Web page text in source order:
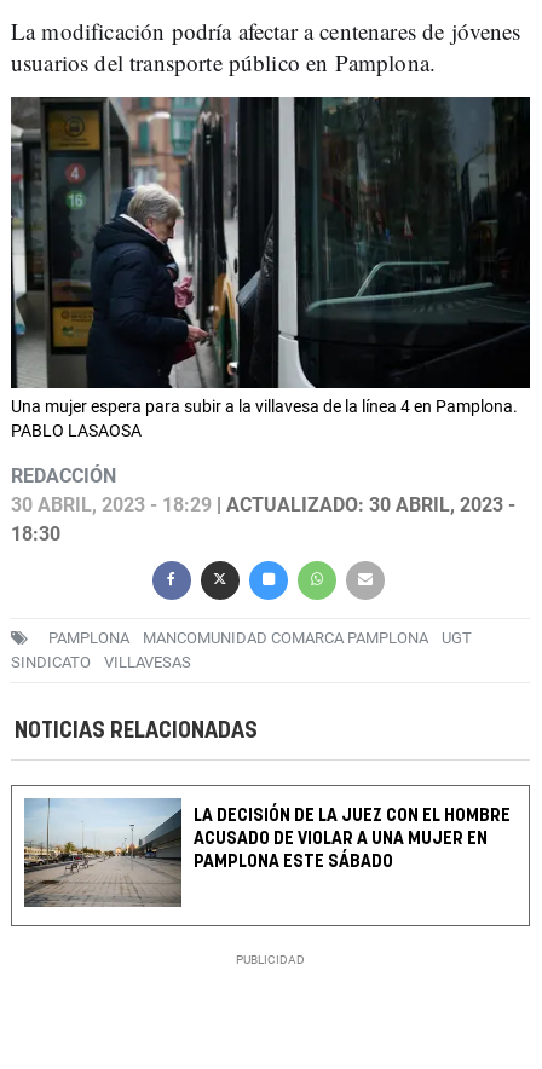
La modificación podría afectar a centenares de jóvenes
usuarios del transporte público en Pamplona.
Una mujer espera para subir a la villavesa de la línea 4 en Pamplona.
PABLO LASAOSA
REDACCIÓN
30 ABRIL, 2023 - 18:29 | ACTUALIZADO: 30 ABRIL, 2023 -
18:30
PAMPLONA MANCOMUNIDAD COMARCA PAMPLONA
UGT
SINDICATO
VILLAVESAS
NOTICIAS RELACIONADAS
LA DECISIÓN DE LA JUEZ CON EL HOMBRE
ACUSADO DE VIOLAR A UNA MUJER EN
PAMPLONA ESTE SÁBADO